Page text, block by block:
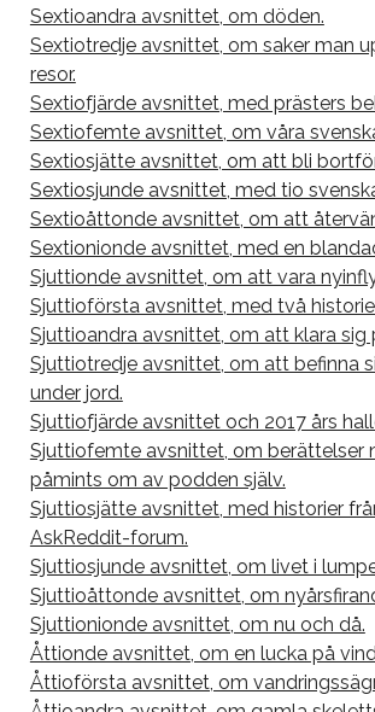
Sextioandra avsnittet, om döden.
Sextiotredje avsnittet, om saker man
resor.
Sextiofjärde avsnittet, med prästers
Sextiofemte avsnittet, om våra
Sextiosjätte avsnittet, om att bli
Sextiosjunde avsnittet, med tio
Sextioåttonde avsnittet, om att
Sextionionde avsnittet, med en
Sjuttionde avsnittet, om att vara
Sjuttioförsta avsnittet, med två
Sjuttioandra avsnittet, om att klara sig
Sjuttiotredje avsnittet, om att befinna
under jord.
Sjuttiofjärde avsnittet och 2017 års
Sjuttiofemte avsnittet, om berättelser
påmints om av podden själv.
Sjuttiosjätte avsnittet, med historier
AskReddit-forum.
Sjuttiosjunde avsnittet, om livet i
Sjuttioåttonde avsnittet, om
Sjuttionionde avsnittet, om nu och då.
Åttionde avsnittet, om en lucka på
Åttioförsta avsnittet, om